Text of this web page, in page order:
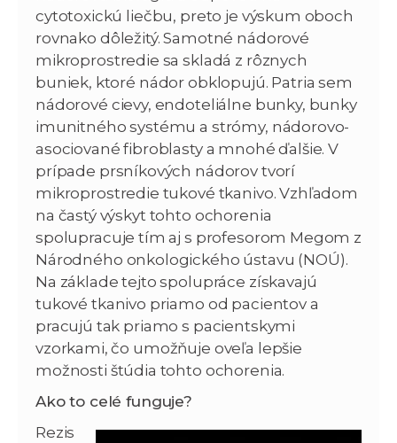
cytotoxickú liečbu, preto je výskum oboch
rovnako dôležitý. Samotné nádorové
mikroprostredie sa skladá z rôznych
buniek, ktoré nádor obklopujú. Patria sem
nádorové cievy, endoteliálne bunky, bunky
imunitného systému a strómy, nádorovo-
asociované fibroblasty a mnohé ďalšie. V
prípade prsníkových nádorov tvorí
mikroprostredie tukové tkanivo. Vzhľadom
na častý výskyt tohto ochorenia
spolupracuje tím aj s profesorom Megom z
Národného onkologického ústavu (NOÚ).
Na základe tejto spolupráce získavajú
tukové tkanivo priamo od pacientov a
pracujú tak priamo s pacientskymi
vzorkami, čo umožňuje oveľa lepšie
možnosti štúdia tohto ochorenia.
Ako to celé funguje?
Rezis